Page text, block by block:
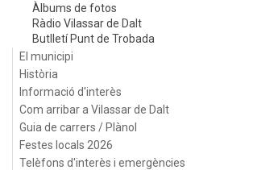
Àlbums de fotos
Ràdio Vilassar de Dalt
Butlletí Punt de Trobada
El municipi
Història
Informació d'interès
Com arribar a Vilassar de Dalt
Guia de carrers / Plànol
Festes locals 2026
Telèfons d'interès i emergències